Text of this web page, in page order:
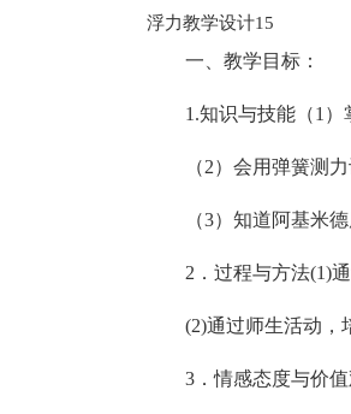
浮力教学设计15
一、教学目标：
1.知识与技能（1）
（2）会用弹簧测
（3）知道阿基米德
2．过程与方法(1)
(2)通过师生活动，
3．情感态度与价